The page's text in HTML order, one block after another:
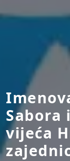
Sabora
vijeća